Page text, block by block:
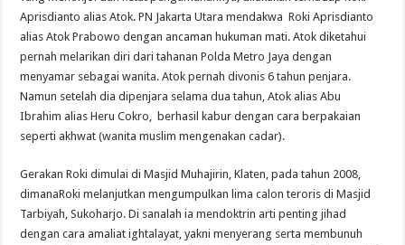
Aprisdianto alias Atok. PN Jakarta Utara mendakwa Roki Aprisdianto
alias Atok Prabowo dengan ancaman hukuman mati. Atok diketahui
pernah melarikan diri dari tahanan Polda Metro Jaya dengan
menyamar sebagai wanita. Atok pernah divonis 6 tahun penjara.
Namun setelah dia dipenjara selama dua tahun, Atok alias Abu
Ibrahim alias Heru Cokro, berhasil kabur dengan cara berpakaian
seperti akhwat (wanita muslim mengenakan cadar).
Gerakan Roki dimulai di Masjid Muhajirin, Klaten, pada tahun 2008,
dimanaRoki melanjutkan mengumpulkan lima calon teroris di Masjid
Tarbiyah, Sukoharjo. Di sanalah ia mendoktrin arti penting jihad
dengan cara amaliat ightalayat, yakni menyerang serta membunuh